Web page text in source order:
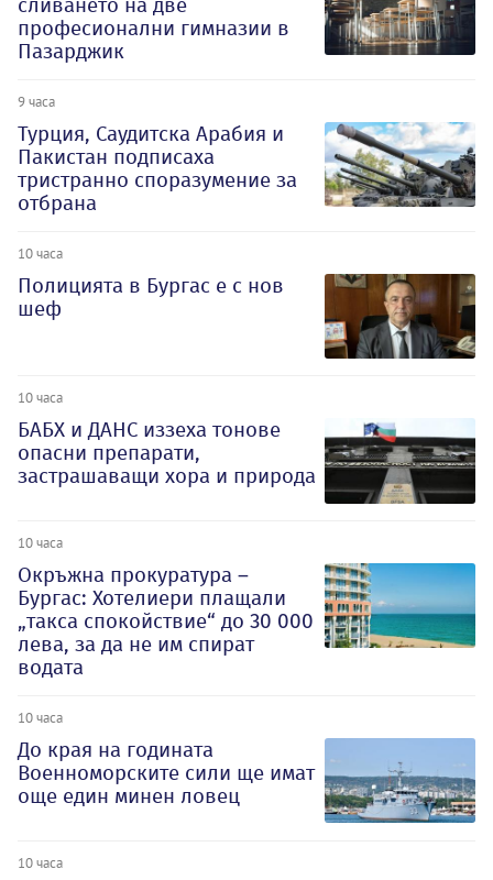
професионални гимназии в
Пазарджик
9 часа
Турция, Саудитска Арабия и
Пакистан подписаха
тристранно споразумение за
отбрана
10 часа
Полицията в Бургас е с нов
шеф
10 часа
БАБХ и ДАНС иззеха тонове
опасни препарати,
застрашаващи хора и природа
10 часа
Окръжна прокуратура –
Бургас: Хотелиери плащали
„такса спокойствие“ до 30 000
лева, за да не им спират
водата
10 часа
До края на годината
Военноморските сили ще имат
още един минен ловец
10 часа